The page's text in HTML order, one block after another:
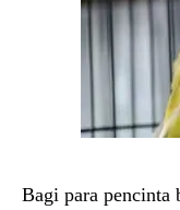
Bagi para pencinta